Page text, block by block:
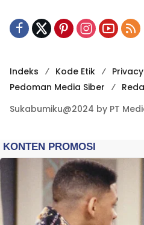
Indeks Kode Etik
Pedoman Media Siber
Sukabumiku@2024 by PT